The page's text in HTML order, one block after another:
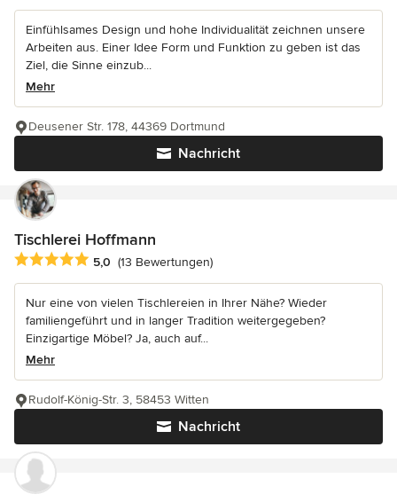
Einfühlsames Design und hohe Individualität zeichnen unsere
Arbeiten aus. Einer Idee Form und Funktion zu geben ist das
Ziel, die Sinne einzub...
Mehr
Nachricht
Deusener Str. 178, 44369 Dortmund
Tischlerei Hoffmann
Durchschnittliche Bewertung: 5 von 5 Sternen
5,0 (13 Bewertungen)
Nur eine von vielen Tischlereien in Ihrer Nähe? Wieder
familiengeführt und in langer Tradition weitergegeben?
Einzigartige Möbel? Ja, auch auf...
Mehr
Nachricht
Rudolf-König-Str. 3, 58453 Witten